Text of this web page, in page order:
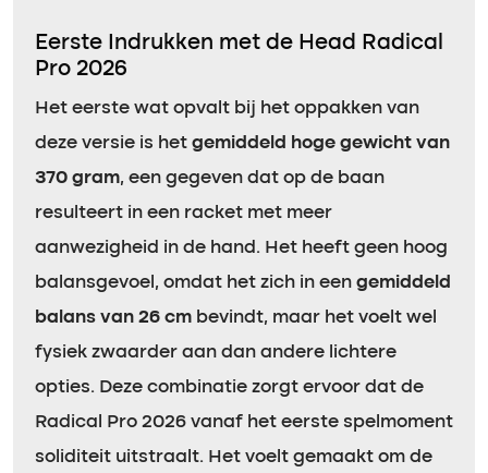
Eerste Indrukken met de Head Radical
Pro 2026
Het eerste wat opvalt bij het oppakken van
deze versie is het gemiddeld hoge gewicht van
370 gram, een gegeven dat op de baan
resulteert in een racket met meer
aanwezigheid in de hand. Het heeft geen hoog
balansgevoel, omdat het zich in een gemiddeld
balans van 26 cm bevindt, maar het voelt wel
fysiek zwaarder aan dan andere lichtere
opties. Deze combinatie zorgt ervoor dat de
Radical Pro 2026 vanaf het eerste spelmoment
soliditeit uitstraalt. Het voelt gemaakt om de